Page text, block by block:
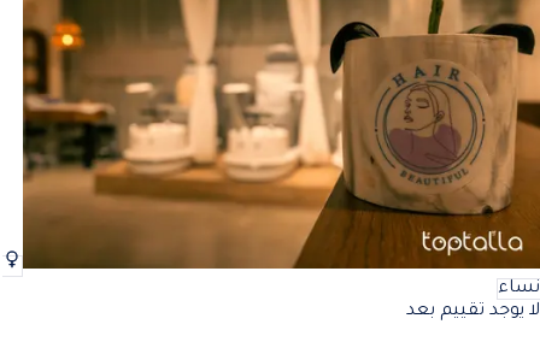
أفضل برافين لليدين والقدمين في الرياض
أفضل برافين لليدين والقدمين
نساء
لا يوجد تقييم بعد